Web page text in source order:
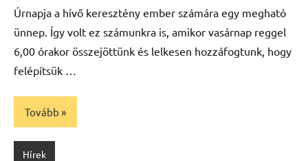
Úrnapja a hívő keresztény ember számára egy megható
ünnep. Így volt ez számunkra is, amikor vasárnap reggel
6,00 órakor összejöttünk és lelkesen hozzáfogtunk, hogy
felépítsük …
Tovább
Hírek